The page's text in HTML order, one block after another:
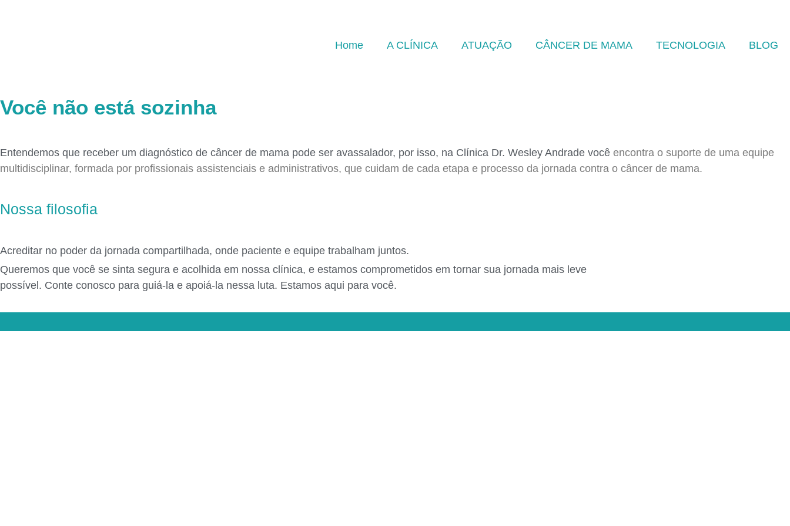
Home A CLÍNICA ATUAÇÃO CÂNCER DE MAMA TECNOLOGIA BLOG
Você não está sozinha
Entendemos que receber um diagnóstico de câncer de mama pode ser avassalador, por isso, na Clínica Dr. Wesley Andrade você encontra o suporte de uma equipe
multidisciplinar, formada por profissionais assistenciais e administrativos, que cuidam de cada etapa e processo da jornada contra o câncer de mama.
Nossa filosofia
Acreditar no poder da jornada compartilhada, onde paciente e equipe trabalham juntos.
Queremos que você se sinta segura e acolhida em nossa clínica, e estamos comprometidos em tornar sua jornada mais leve
possível. Conte conosco para guiá-la e apoiá-la nessa luta. Estamos aqui para você.